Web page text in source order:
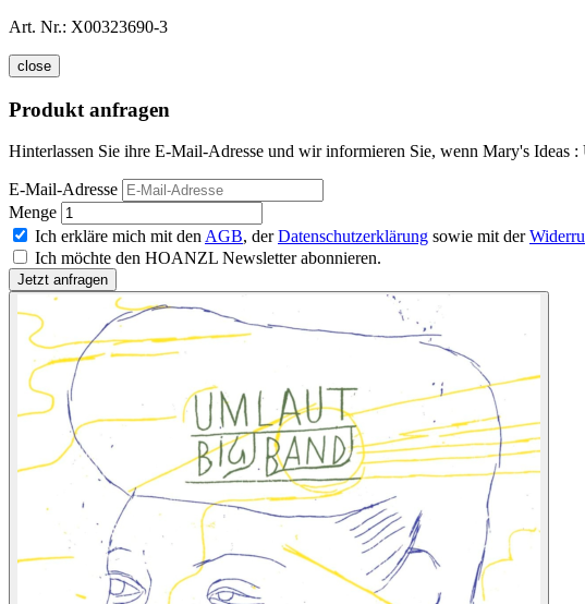
Art. Nr.: X00323690-3
close
Produkt anfragen
Hinterlassen Sie ihre E-Mail-Adresse und wir informieren Sie, wenn Mary's
E-Mail-Adresse
Menge
Ich erkläre mich mit den AGB, derDatenschutzerklärung sowie mit der
Ich möchte den HOANZL Newsletter abonnieren.